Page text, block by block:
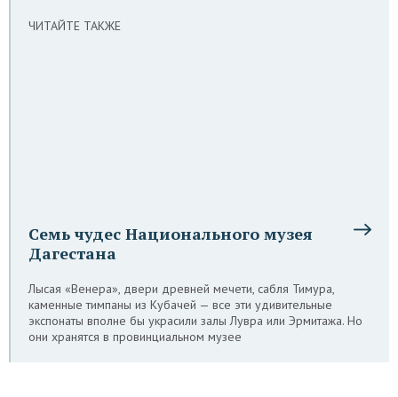
ЧИТАЙТЕ ТАКЖЕ
Семь чудес Национального музея
Дагестана
Лысая «Венера», двери древней мечети, сабля Тимура,
каменные тимпаны из Кубачей — все эти удивительные
экспонаты вполне бы украсили залы Лувра или Эрмитажа. Но
они хранятся в провинциальном музее